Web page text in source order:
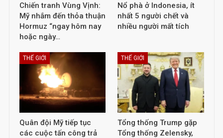
Chiến tranh Vùng Vịnh:
Mỹ nhắm đến thỏa thuận
Hormuz “ngay hôm nay
hoặc ngày…
Nổ phà ở Indonesia, ít
nhất 5 người chết và
nhiều người mất tích
THẾ GIỚI
Quân đội Mỹ tiếp tục
các cuộc tấn công trả
THẾ GIỚI
Tổng thống Trump gặp
Tổng thống Zelensky,